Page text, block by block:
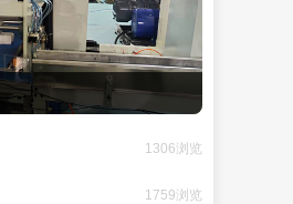
1306浏览
1759浏览